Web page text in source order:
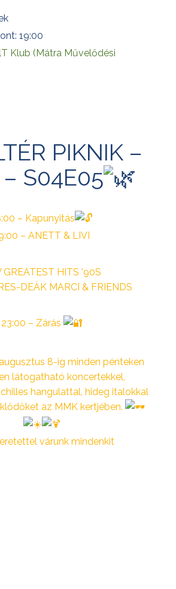
19:00
Klub (Mátra Művelődési
PIKNIK –
S04E05
– Kapunyitás
– ANETT & LIVI
GREATEST HITS ’90S
DEÁK MARCI & FRIENDS
23:00 – Zárás
8-ig minden pénteken
látogatható koncertekkel,
hangulattal, hideg italokkal
az MMK kertjében.
várunk mindenkit